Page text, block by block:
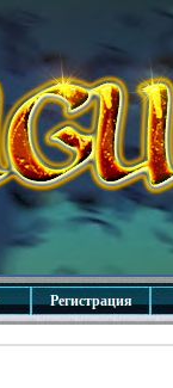
Регистрация